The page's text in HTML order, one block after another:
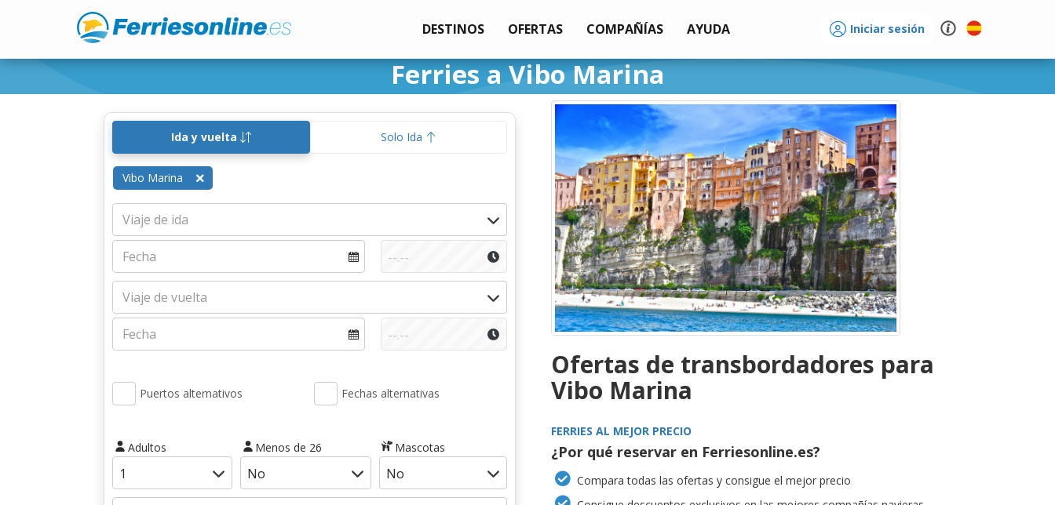
DESTINOS OFERTAS COMPAÑÍAS AYUDA Iniciar sesión
Ferries a Vibo Marina
Ida y vuelta Solo Ida
Vibo Marina
Puertos alternativos Fechas alternativas
Adultos Menos de 26 Mascotas
Ofertas de transbordadores para
Vibo Marina
FERRIES AL MEJOR PRECIO
¿Por qué reservar en Ferriesonline.es?
Compara todas las ofertas y consigue el mejor precio